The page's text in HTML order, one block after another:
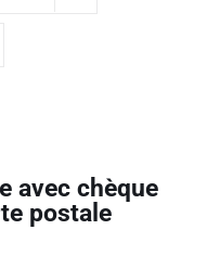
avec chèque
postale